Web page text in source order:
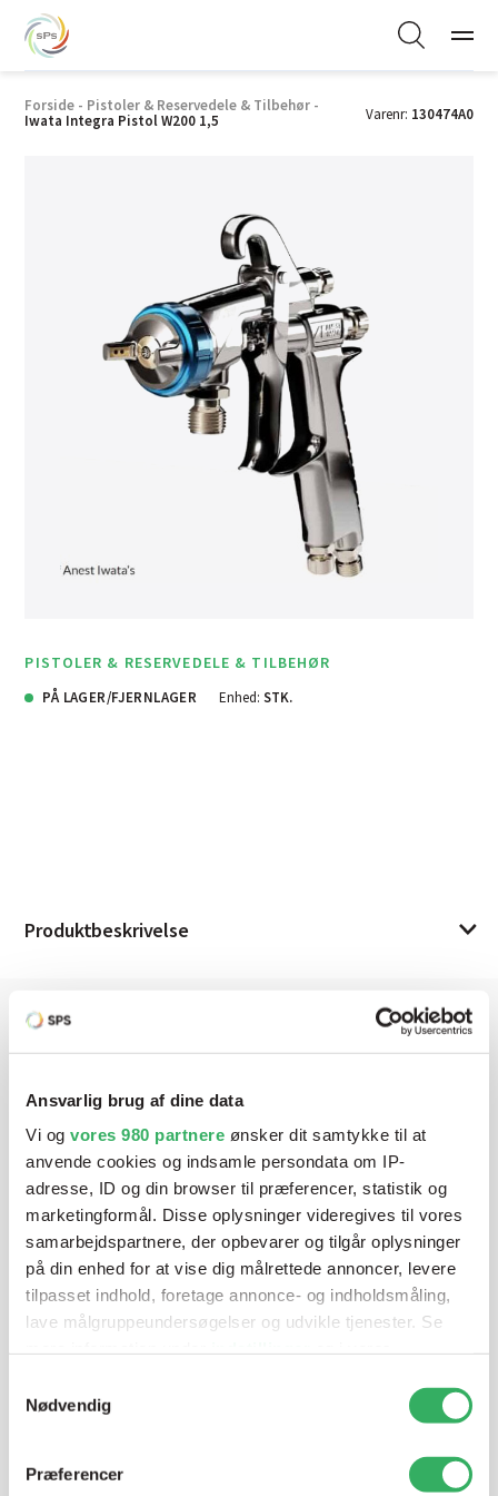
Ansvarlig brug af dine data
Vi og vores 980 partnere ønsker dit samtykke til at
anvende cookies og indsamle persondata om IP-
adresse, ID og din browser til præferencer, statistik og
marketingformål. Disse oplysninger videregives til vores
samarbejdspartnere, der opbevarer og tilgår oplysninger
på din enhed for at vise dig målrettede annoncer, levere
tilpasset indhold, foretage annonce- og indholdsmåling,
lave målgruppeundersøgelser og udvikle tjenester. Se
tilbage eller ændre indstillinger fra vores
"Cookiedeklaration", eller ved at trykke på "Privacy
Nødvendig
Præferencer
Forside - Pistoler & Reservedele & Tilbehør -
Iwata Integra Pistol W200 1,5
Varenr: 130474A0
PISTOLER & RESERVEDELE & TILBEHØR
PÅ LAGER/FJERNLAGER Enhed: STK.
Produktbeskrivelse
Har du brug for hjælp? Vi sidder
klar ved telefonen
Vi tilbyder et bredt sortiment af produkter til
autolakering. Lige meget om du skal bruge en enkelt farve,
en sprøjtepistol eller om du har behov for en
blandeanlægsløsning, kan vi hjælpe dig.
Mandag - Torsdag 07:00-15:30
07:00-13:45